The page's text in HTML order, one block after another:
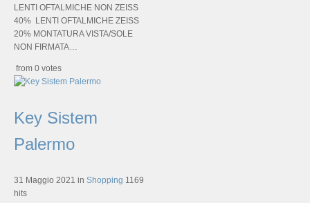
LENTI OFTALMICHE NON ZEISS
40% LENTI OFTALMICHE ZEISS
20% MONTATURA VISTA/SOLE
NON FIRMATA…
from 0 votes
Key Sistem
Palermo
31 Maggio 2021 in Shopping 1169
hits